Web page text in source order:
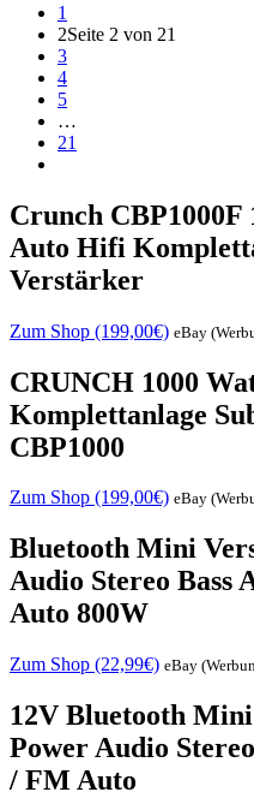
1
2Seite 2 von 21
3
4
5
…
21
Crunch CBP1000F
Auto Hifi
Verstärker
Zum Shop (199,00€) eBay
CRUNCH 1000
Komplettanlage
CBP1000
Zum Shop (199,00€) eBay
Bluetooth Mini
Audio Stereo Bass
Auto 800W
Zum Shop (22,99€) eBay
12V Bluetooth
Power Audio
/ FM Auto